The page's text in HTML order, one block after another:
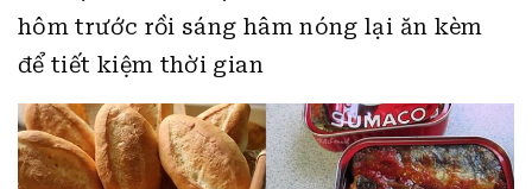
Thông tin về xíu mại
Xíu mại bạn có thể mua sẵn hoặc tự tay
làm tại nhà, nếu tự làm thì nên làm sẵn từ